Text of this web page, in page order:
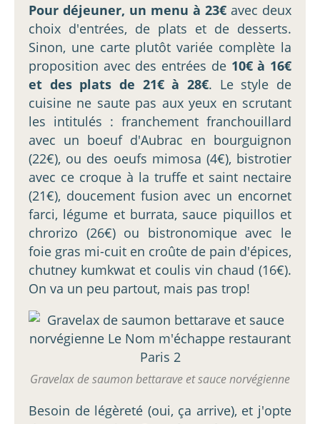
Pour déjeuner, un menu à 23€ avec deux
choix d'entrées, de plats et de desserts.
Sinon, une carte plutôt variée complète la
proposition avec des entrées de 10€ à 16€
et des plats de 21€ à 28€. Le style de
cuisine ne saute pas aux yeux en scrutant
les intitulés : franchement franchouillard
avec un boeuf d'Aubrac en bourguignon
(22€), ou des oeufs mimosa (4€), bistrotier
avec ce croque à la truffe et saint nectaire
(21€), doucement fusion avec un encornet
farci, légume et burrata, sauce piquillos et
chrorizo (26€) ou bistronomique avec le
foie gras mi-cuit en croûte de pain d'épices,
chutney kumkwat et coulis vin chaud (16€).
On va un peu partout, mais pas trop!
Gravelax de saumon bettarave et sauce norvégienne
Besoin de légèreté (oui, ça arrive), et j'opte